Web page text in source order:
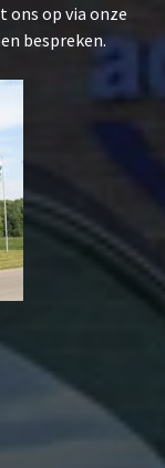
ons op via onze
bespreken.